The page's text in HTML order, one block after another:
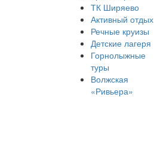
ТК Ширяево
Активный отдых
Речные круизы
Детские лагеря
Горнолыжные
туры
Волжская
«Ривьера»